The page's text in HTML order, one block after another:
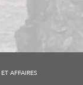
AFFAIRES